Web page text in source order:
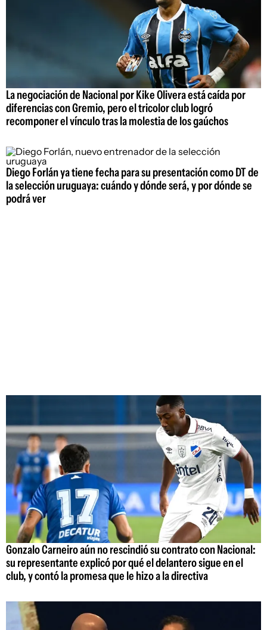
La negociación de Nacional por Kike Olivera está caída por
diferencias con Gremio, pero el tricolor club logró
recomponer el vínculo tras la molestia de los gaúchos
Diego Forlán ya tiene fecha para su presentación como DT de
la selección uruguaya: cuándo y dónde será, y por dónde se
podrá ver
Gonzalo Carneiro aún no rescindió su contrato con Nacional:
su representante explicó por qué el delantero sigue en el
club, y contó la promesa que le hizo a la directiva